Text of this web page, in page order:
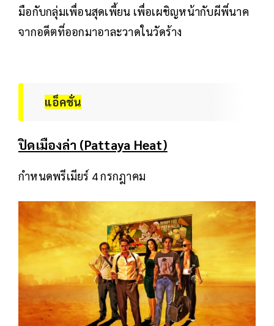
มือกับกลุ่มเพื่อนสุดเพี้ยน เพื่อเผชิญหน้ากับผีพี่นาค
จากอดีตที่ออกมาอาละวาดในวัดร้าง
แอ็คชั่น
ปิดเมืองล่า (Pattaya Heat)
กำหนดพรีเมียร์ 4 กรกฎาคม